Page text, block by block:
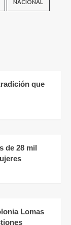
NACIONAL
que
de 28 mil
Lomas